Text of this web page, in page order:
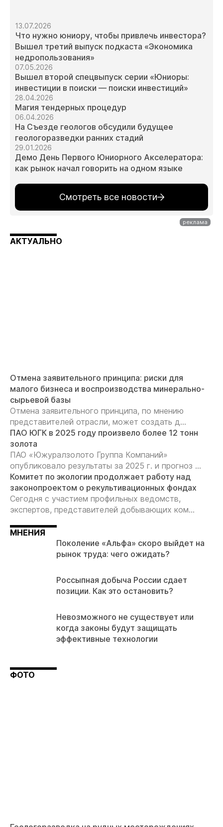
13.07.2026
Что нужно юниору, чтобы привлечь инвестора?
Вышел третий выпуск подкаста «Экономика
недропользования»
07.05.2026
Вышел второй спецвыпуск серии «Юниоры:
инвестиции в поиски — поиски инвестиций»
28.04.2026
Магия тендерных процедур
06.04.2026
На Съезде геологов обсудили будущее
геологоразведки ранних стадий
29.01.2026
Демо День Первого Юниорного Акселератора:
как рынок начал говорить на одном языке
Смотреть все новости
АКТУАЛЬНО
Отмена заявительного принципа: риски для
малого бизнеса и воспроизводства минерально-
сырьевой базы
Отмена заявительного принципа, по мнению
представителей отрасли, может создать д...
ПАО ЮГК в 2025 году произвело более 12 тонн
золота
ПАО «Южуралзолото Группа Компаний»
опубликовало результаты за 2025 г. и прогноз ...
Комитет по экологии продолжает работу над
законопроектом о рекультивационных фондах
Сегодня с участием профильных ведомств,
экспертов, представителей добывающих ком...
МНЕНИЯ
Поколение «Альфа» скоро выйдет на
рынок труда: чего ожидать?
Россыпная добыча России сдает
позиции. Как это остановить?
Невозможного не существует или
когда законы будут защищать
эффективные технологии
ФОТО